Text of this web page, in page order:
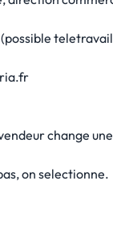
change
on selectionne.